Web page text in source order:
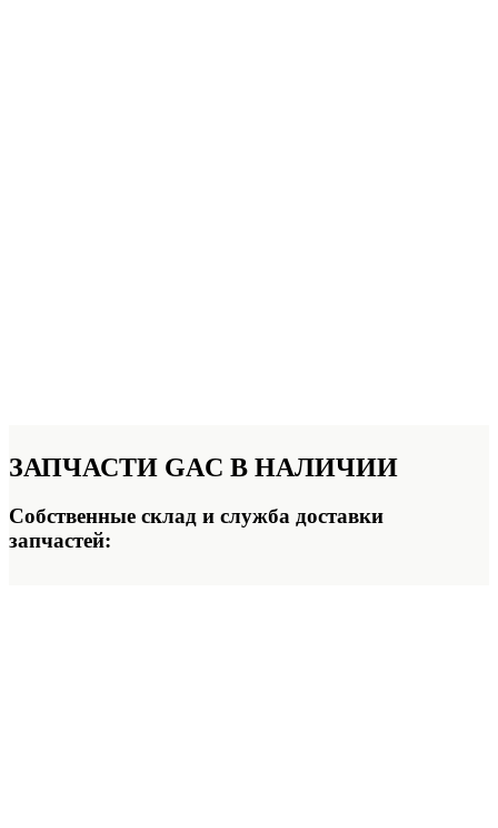
ЗАПЧАСТИ GAC В НАЛИЧИИ
Собственные склад и служба доставки
запчастей: